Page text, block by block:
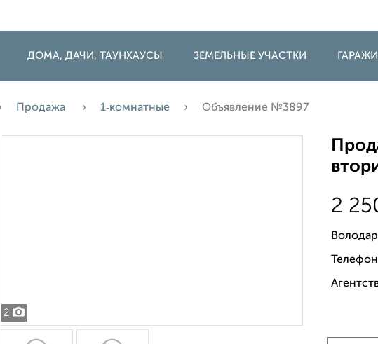
ДОМА, ДАЧИ, ТАУНХАУСЫ ЗЕМЕЛЬНЫЕ УЧАСТКИ
Продажа 1‑комнатные Объявление №3897
2
2